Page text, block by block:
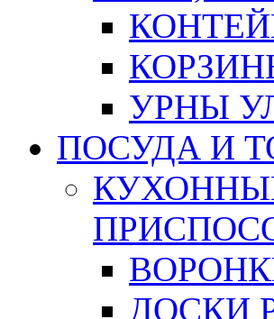
УРНЫ
ПОСУДА И
ДОСКИ